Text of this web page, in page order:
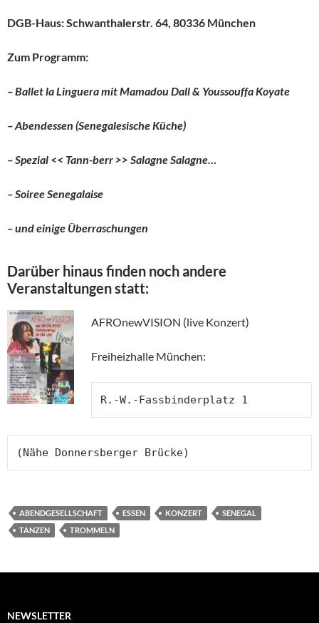
DGB-Haus: Schwanthalerstr. 64, 80336 München
Zum Programm:
– Ballet la Linguera mit Mamadou Dall & Youssouffa Koyate
– Abendessen (Senegalesische Küche)
– Spezial << Tann-berr >> Salagne Salagne…
– Soiree Senegalaise
– und einige Überraschungen
Darüber hinaus finden noch andere
Veranstaltungen statt:
AFROnewVISION (live Konzert)
Freiheizhalle München:
R.-W.-Fassbinderplatz 1
ABENDGESELLSCHAFT ESSEN KONZERT
SENEGAL
TANZEN
TROMMELN
NEWSLETTER